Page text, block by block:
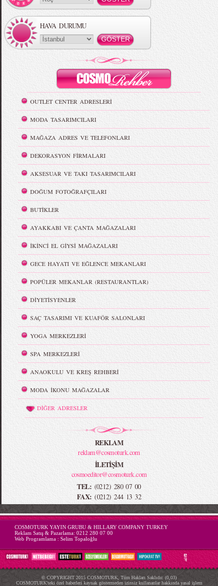
HAVA DURUMU
OUTLET CENTER ADRESLERİ
MODA TASARIMCILARI
MAĞAZA ADRES VE TELEFONLARI
DEKORASYON FİRMALARI
AKSESUAR VE TAKI TASARIMCILARI
DOĞUM FOTOĞRAFÇILARI
BUTİKLER
AYAKKABI VE ÇANTA MAĞAZALARI
İKİNCİ EL GİYSİ MAĞAZALARI
GECE HAYATI VE EĞLENCE MEKANLARI
POPÜLER MEKANLAR (RESTAURANTLAR)
DİYETİSYENLER
SAÇ TASARIMI VE KUAFÖR SALONLARI
YOGA MERKEZLERİ
SPA MERKEZLERİ
ANAOKULU VE KREŞ REHBERİ
MODA İKONU MAĞAZALAR
DİĞER ADRESLER
REKLAM
reklam@cosmoturk.com
İLETİŞİM
cosmoeditor@cosmoturk.com
TEL: (0212) 280 07 00
FAX: (0212) 244 13 32
-->
COSMOTURK YAYIN GRUBU & HILLARY COMPANY TURKEY
Reklam Satış & Pazarlama: 0212 280 07 00
Web Programlama : Selim Topaloğlu
© COPYRIGHT 2015 COSMOTURK, Tüm Hakları Saklıdır. (0,03)
COSMOTURK'teki özel haberleri kaynak göstermeden izinsiz kullananlar hakkında yasal işlem